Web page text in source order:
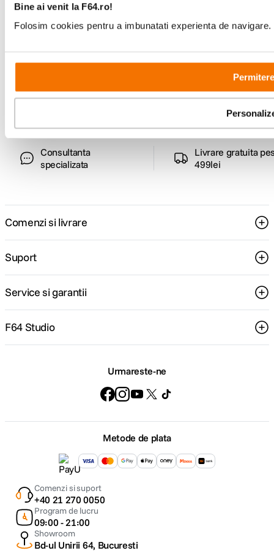
Bine ai venit la F64.ro!
Folosim cookies pentru a imbunatati experienta de
Alatura-te comunitatii creatorilor
ghiduri foto-video si oferte pregatite special
pentru tine.
Consultanta
specializata
Livrare gratuita
499lei
Comenzi si livrare
Suport
Service si garantii
F64 Studio
Urmareste-ne
Metode de plata
Comenzi si suport
+40 21 270 0050
Program de lucru
09:00 - 21:00
Showroom
Bd-ul Unirii 64, Bucuresti